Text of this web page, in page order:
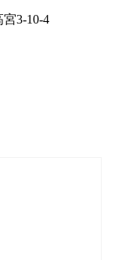
宮3-10-4